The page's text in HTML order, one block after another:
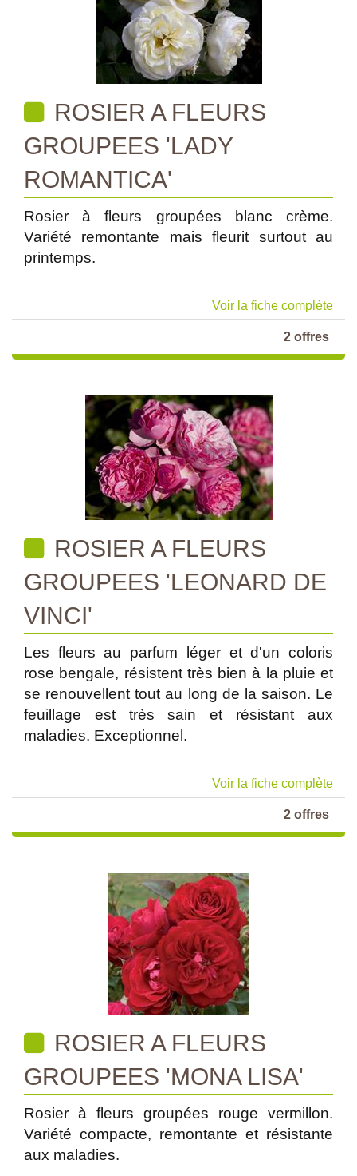
ROSIER A FLEURS
GROUPEES 'LADY
ROMANTICA'
Rosier à fleurs groupées blanc crème.
Variété remontante mais fleurit surtout au
printemps.
Voir la fiche complète
2 offres
ROSIER A FLEURS
GROUPEES 'LEONARD DE
VINCI'
Les fleurs au parfum léger et d'un coloris
rose bengale, résistent très bien à la pluie et
se renouvellent tout au long de la saison. Le
feuillage est très sain et résistant aux
maladies. Exceptionnel.
Voir la fiche complète
2 offres
ROSIER A FLEURS
GROUPEES 'MONA LISA'
Rosier à fleurs groupées rouge vermillon.
Variété compacte, remontante et résistante
aux maladies.